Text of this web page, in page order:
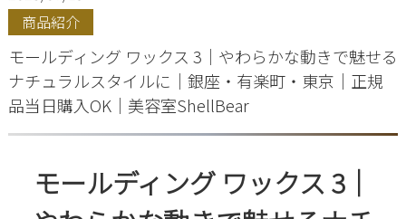
商品紹介
モールディング ワックス 3｜やわらかな動きで魅せる
ナチュラルスタイルに｜銀座・有楽町・東京｜正規
品当日購入OK｜美容室ShellBear
モールディング ワックス 3｜